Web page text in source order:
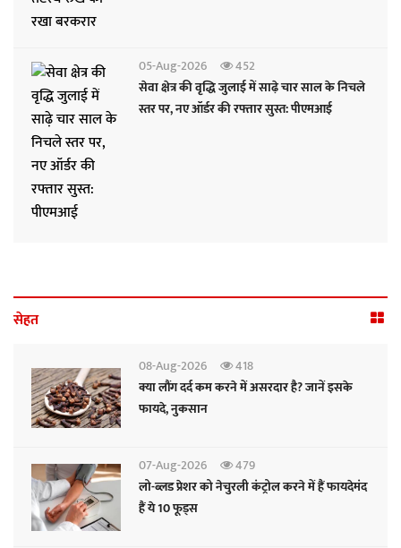
05-Aug-2026
452
सेवा क्षेत्र की वृद्धि जुलाई में साढ़े चार साल के निचले
स्तर पर, नए ऑर्डर की रफ्तार सुस्त: पीएमआई
सेहत
08-Aug-2026
418
क्या लौंग दर्द कम करने में असरदार है? जानें इसके
फायदे, नुकसान
07-Aug-2026
479
लो-ब्लड प्रेशर को नेचुरली कंट्रोल करने में हैं फायदेमंद
हैं ये 10 फूड्स